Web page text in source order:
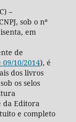
–
sob o nº
em
de
10/2014), é
dos livros
os selos
da Editora
e completo